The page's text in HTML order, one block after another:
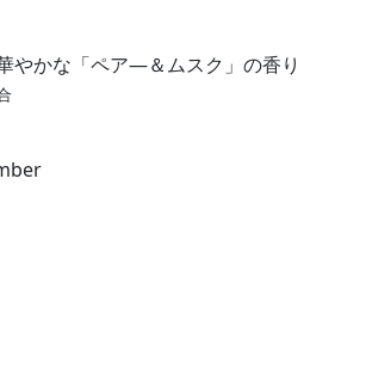
やかな「ペア―＆ムスク」の香り